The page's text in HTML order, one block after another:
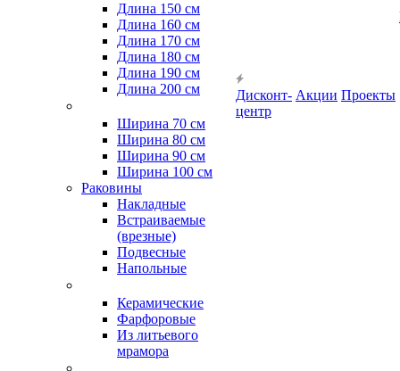
Длина 150 см
Длина 160 см
Длина 170 см
Длина 180 см
Длина 190 см
Длина 200 см
Ширина 70 см
Ширина 80 см
Ширина 90 см
Ширина 100 см
Раковины
Накладные
Встраиваемые
(врезные)
Подвесные
Напольные
Керамические
Фарфоровые
Из литьевого
мрамора
Дисконт-
центр
Акции Проекты